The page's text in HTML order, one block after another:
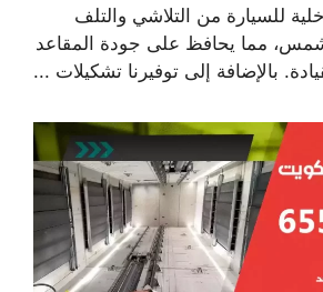
للسيارة من التلاشي والتلف
مما يحافظ على جودة المقاعد
بالإضافة إلى توفيرنا تشكيلات ...